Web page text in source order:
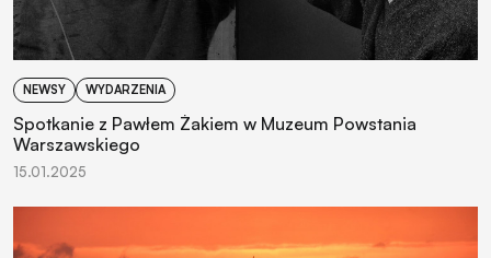
NEWSY WYDARZENIA
Spotkanie z Pawłem Żakiem w Muzeum Powstania
Warszawskiego
15.01.2025